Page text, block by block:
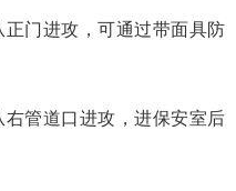
门进攻，可通过带面具防
管道口进攻，进保安室后